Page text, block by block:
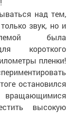
над тем,
звук, но и
была
короткого
пленки!
остановился
высокую